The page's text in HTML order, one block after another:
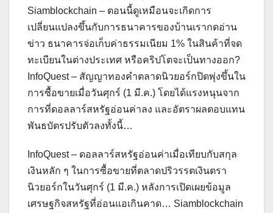
Siamblockchain – ตอนนี้ดูเหมือนจะเกิดการ
เปลี่ยนแปลงขึ้นกับการธนาคารของบ้านเรากดอ่าน
ข่าว ธนาคารจ่อเก็บค่าธรรมเนียม 1% ในสินค้าที่จด
ทะเบียนในต่างประเทศ หรือคริปโตจะเป็นทางออก?
InfoQuest – สัญญาทองคำตลาดนิวยอร์กปิดพุ่งขึ้นใน
การซื้อขายเมื่อวันศุกร์ (1 มี.ค.) โดยได้แรงหนุนจาก
การที่ดอลลาร์สหรัฐอ่อนค่าลง และอัตราผลตอบแทน
พันธบัตรปรับตัวลงทั้งนี้…
InfoQuest – ดอลลาร์สหรัฐอ่อนค่าเมื่อเทียบกับสกุล
เงินหลัก ๆ ในการซื้อขายที่ตลาดปริวรรตเงินตรา
นิวยอร์กในวันศุกร์ (1 มี.ค.) หลังการเปิดเผยข้อมูล
เศรษฐกิจสหรัฐที่อ่อนแอเกินคาด… Siamblockchain